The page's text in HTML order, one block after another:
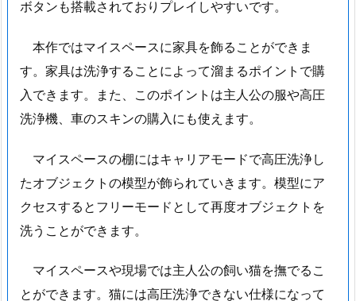
ボタンも搭載されておりプレイしやすいです。
本作ではマイスペースに家具を飾ることができま
す。家具は洗浄することによって溜まるポイントで購
入できます。また、このポイントは主人公の服や高圧
洗浄機、車のスキンの購入にも使えます。
マイスペースの棚にはキャリアモードで高圧洗浄し
たオブジェクトの模型が飾られていきます。模型にア
クセスするとフリーモードとして再度オブジェクトを
洗うことができます。
マイスペースや現場では主人公の飼い猫を撫でるこ
とができます。猫には高圧洗浄できない仕様になって